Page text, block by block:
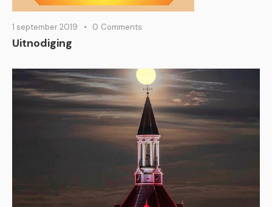
1 september 2019 0 Comments
Uitnodiging